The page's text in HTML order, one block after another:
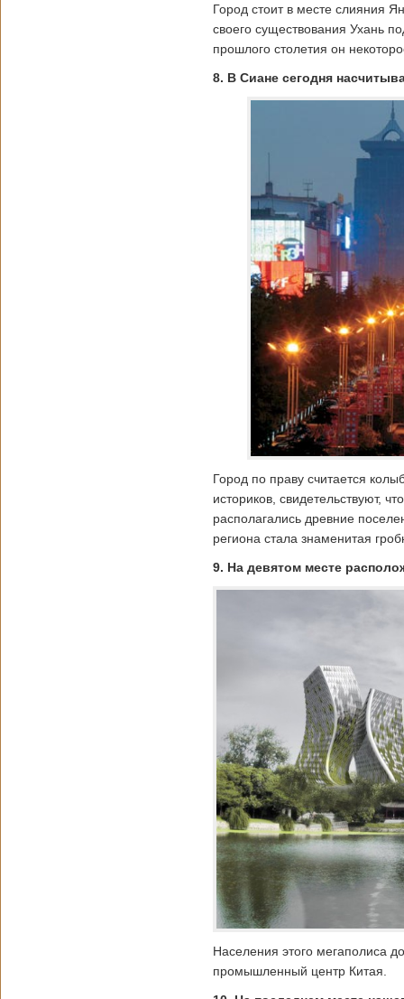
Город стоит в месте слияния
своего существования Ухань
прошлого столетия он
8. В Сиане сегодня
Город по праву считается
историков, свидетельствуют,
располагались древние
региона стала знаменитая
9. На девятом месте
Населения этого мегаполиса
промышленный центр Китая.